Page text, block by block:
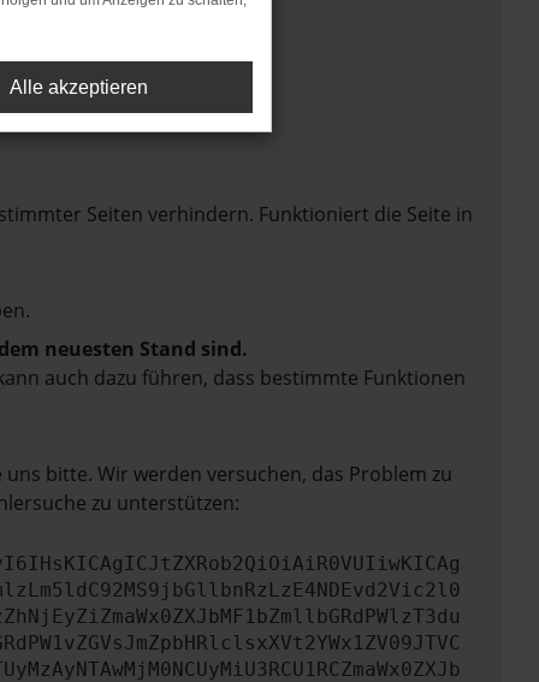
Seiten verhindern. Funktioniert die Seite in
neuesten Stand sind.
auch dazu führen, dass bestimmte Funktionen
bitte. Wir werden versuchen, das Problem zu
zu unterstützen:
Alle akzeptieren